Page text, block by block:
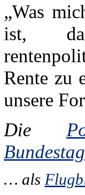
„Was
ist,
Rente zu
unsere
Die
… als